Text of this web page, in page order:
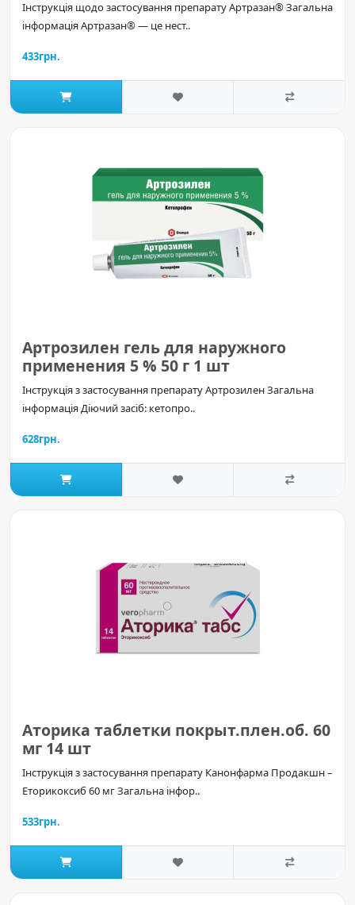
Інструкція щодо застосування препарату Артразан® Загальна
інформація Артразан® — це нест..
433грн.
Артрозилен гель для наружного
применения 5 % 50 г 1 шт
Інструкція з застосування препарату Артрозилен Загальна
інформація Діючий засіб: кетопро..
628грн.
Аторика таблетки покрыт.плен.об. 60
мг 14 шт
Інструкція з застосування препарату Канонфарма Продакшн –
Еторикоксиб 60 мг Загальна інфор..
533грн.